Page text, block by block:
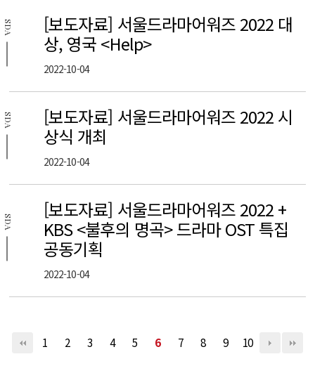
SDA
[보도자료] 서울드라마어워즈 2022 대
상, 영국 <Help>
2022-10-04
SDA
[보도자료] 서울드라마어워즈 2022 시
상식 개최
2022-10-04
SDA
[보도자료] 서울드라마어워즈 2022 +
KBS <불후의 명곡> 드라마 OST 특집
공동기획
2022-10-04
1 2 3 4 5 6 7 8 9 10